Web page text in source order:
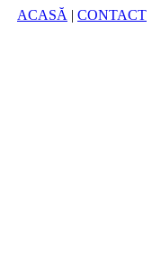
ACASĂ | CONTACT